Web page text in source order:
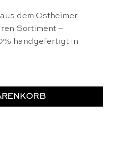
dem Ostheimer
Sortiment –
handgefertigt in